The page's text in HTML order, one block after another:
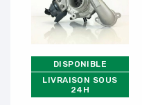
DISPONIBLE
LIVRAISON SOUS
24H